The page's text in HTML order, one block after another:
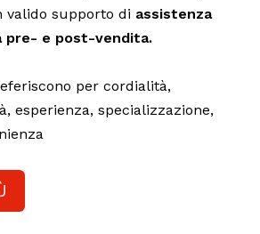
valido supporto di assistenza
pre- e post-vendita.
per cordialità,
esperienza, specializzazione,